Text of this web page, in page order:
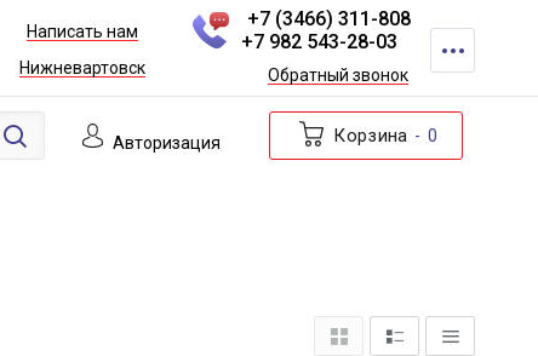
Написать нам
Нижневартовск
+7 (3466) 311-808
+7 982 543-28-03
Обратный звонок
Авторизация Корзина 0